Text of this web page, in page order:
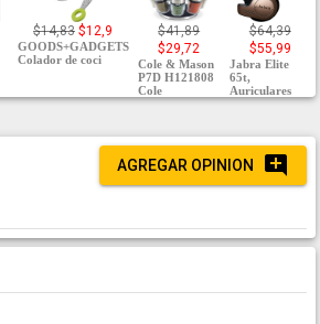
$14,83 $12,9
GOODS+GADGETS
Colador de coci
$41,89
$29,72
Cole & Mason
P7D H121808
Cole
$64,39
$55,99
Jabra Elite
65t,
Auriculares
AGREGAR OPINION